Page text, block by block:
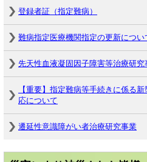
登録者証（指定難病）
難病指定医療機関指定の更新につい
先天性血液凝固因子障害等治療研究
【重要】指定難病等手続きに係る
応について
遷延性意識障がい者治療研究事業